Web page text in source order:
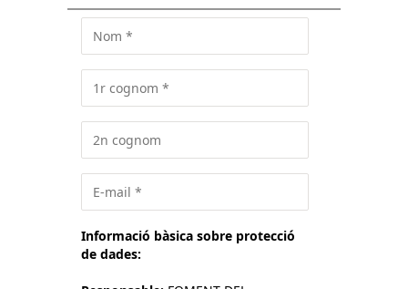
Informació bàsica sobre protecció
de dades: